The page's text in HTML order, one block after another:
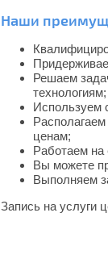
Наши
Решаем
технологиям;
Используем
ценам;
Работаем на
Вы можете
Выполняем
Запись на услуги